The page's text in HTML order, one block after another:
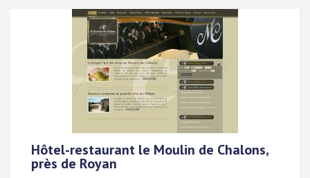
Hôtel-restaurant le Moulin de Chalons,
près de Royan